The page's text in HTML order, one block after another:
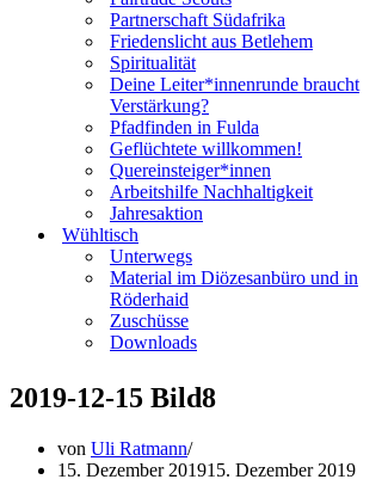
Partnerschaft Südafrika
Friedenslicht aus Betlehem
Spiritualität
Deine Leiter*innenrunde braucht
Verstärkung?
Pfadfinden in Fulda
Geflüchtete willkommen!
Quereinsteiger*innen
Arbeitshilfe Nachhaltigkeit
Jahresaktion
Wühltisch
Unterwegs
Material im Diözesanbüro und in
Röderhaid
Zuschüsse
Downloads
2019-12-15 Bild8
von Uli Ratmann
15. Dezember 201915. Dezember 2019